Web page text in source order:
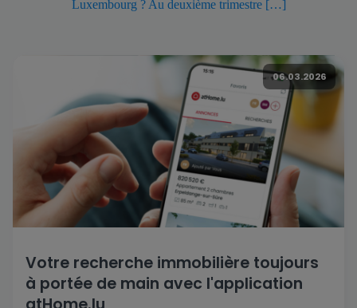
Luxembourg ? Au deuxième trimestre […]
06.03.2026
Votre recherche immobilière toujours
à portée de main avec l'application